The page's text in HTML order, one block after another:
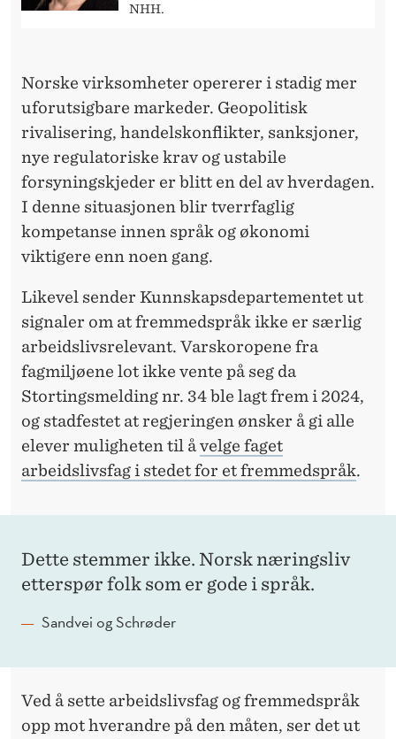
NHH.
Norske virksomheter opererer i stadig mer
uforutsigbare markeder. Geopolitisk
rivalisering, handelskonflikter, sanksjoner,
nye regulatoriske krav og ustabile
forsyningskjeder er blitt en del av hverdagen.
I denne situasjonen blir tverrfaglig
kompetanse innen språk og økonomi
viktigere enn noen gang.
Likevel sender Kunnskapsdepartementet ut
signaler om at fremmedspråk ikke er særlig
arbeidslivsrelevant. Varskoropene fra
fagmiljøene lot ikke vente på seg da
Stortingsmelding nr. 34 ble lagt frem i 2024,
og stadfestet at regjeringen ønsker å gi alle
elever muligheten til åvelge faget
arbeidslivsfag i stedet for et fremmedspråk.
Dette stemmer ikke. Norsk næringsliv
etterspør folk som er gode i språk.
Sandvei og Schrøder
Ved å sette arbeidslivsfag og fremmedspråk
opp mot hverandre på den måten, ser det ut